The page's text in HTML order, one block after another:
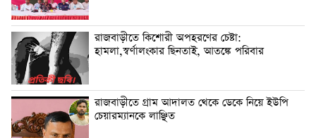
রাজবাড়ীতে কিশোরী অপহরণের চেষ্টা:
হামলা,স্বর্ণালংকার ছিনতাই, আতঙ্কে পরিবার
রাজবাড়ীতে গ্রাম আদালত থেকে ডেকে নিয়ে ইউপি
চেয়ারম্যানকে লাঞ্ছিত